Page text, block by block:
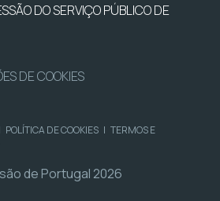
DO SERVIÇO PÚBLICO DE
DE COOKIES
POLÍTICA DE COOKIES | TERMOS E
de Portugal 2026